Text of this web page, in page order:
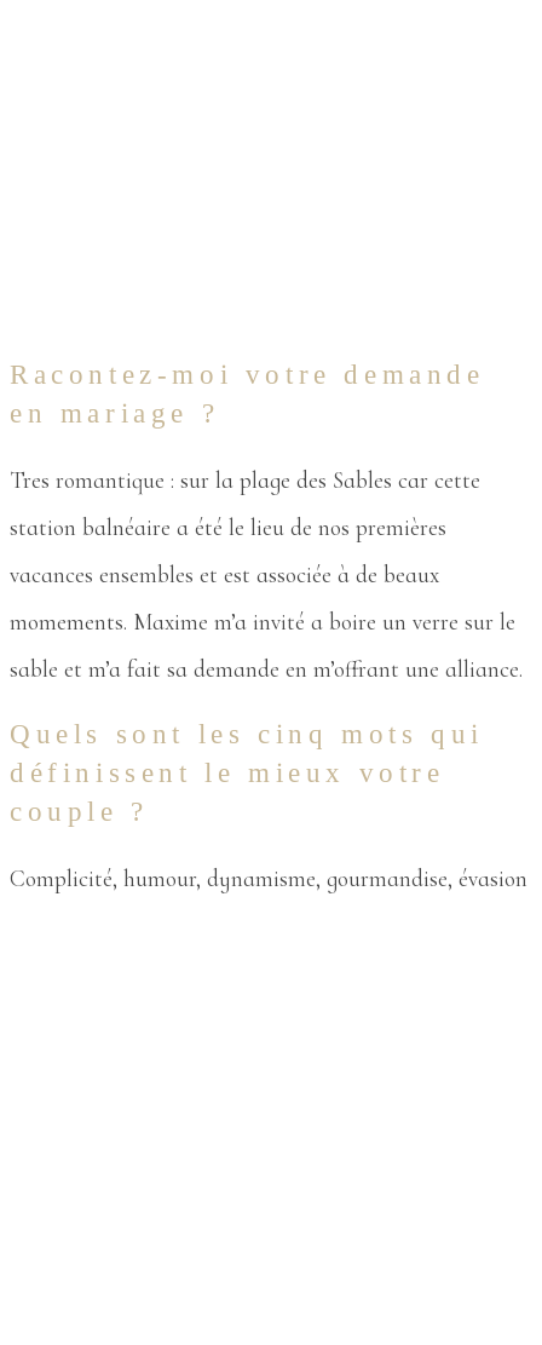
Racontez-moi votre demande
en mariage ?
Tres romantique : sur la plage des Sables car cette
station balnéaire a été le lieu de nos premières
vacances ensembles et est associée à de beaux
momements. Maxime m’a invité a boire un verre sur le
sable et m’a fait sa demande en m’offrant une alliance.
Quels sont les cinq mots qui
définissent le mieux votre
couple ?
Complicité, humour, dynamisme, gourmandise, évasion